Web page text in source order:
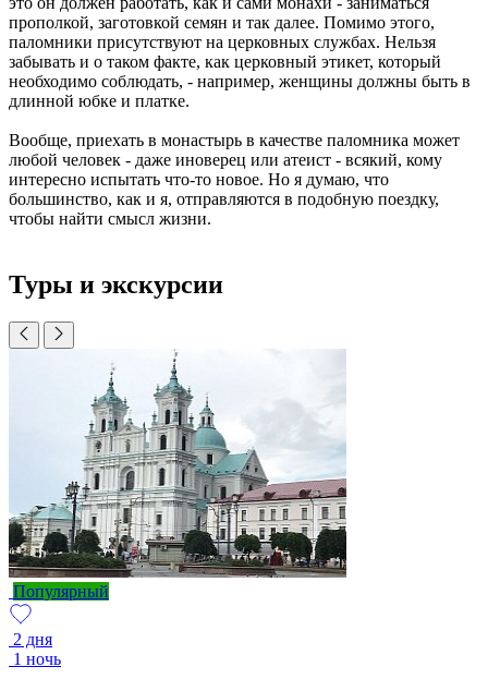
прополкой, заготовкой семян и так далее. Помимо этого,
паломники присутствуют на церковных службах. Нельзя
забывать и о таком факте, как церковный этикет, который
необходимо соблюдать, - например, женщины должны быть в
длинной юбке и платке.
Вообще, приехать в монастырь в качестве паломника может
любой человек - даже иноверец или атеист - всякий, кому
интересно испытать что-то новое. Но я думаю, что
большинство, как и я, отправляются в подобную поездку,
чтобы найти смысл жизни.
Туры и экскурсии
Популярный
2 дня
1 ночь